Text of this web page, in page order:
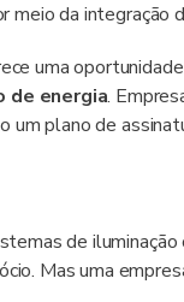
meio da
uma
de energia.
um plano de
de
Mas uma